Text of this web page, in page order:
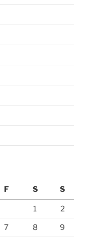
F S S
1 2
7 8 9